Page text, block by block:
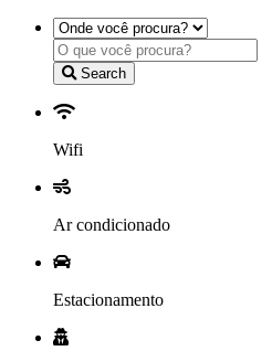
Search
Wifi
Ar condicionado
Estacionamento